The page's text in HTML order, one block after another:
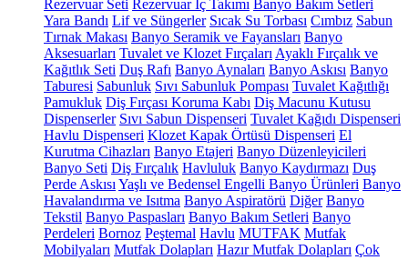
Rezervuar Seti Rezervuar İç Takımı Banyo Bakım Setleri
Yara Bandı Lif ve Süngerler Sıcak Su Torbası Cımbız Sabun
Tırnak Makası Banyo Seramik ve Fayansları Banyo
Aksesuarları Tuvalet ve Klozet Fırçaları Ayaklı Fırçalık ve
Kağıtlık Seti Duş Rafı Banyo Aynaları Banyo Askısı Banyo
Taburesi Sabunluk Sıvı Sabunluk Pompası Tuvalet Kağıtlığı
Pamukluk Diş Fırçası Koruma Kabı Diş Macunu Kutusu
Dispenserler Sıvı Sabun Dispenseri Tuvalet Kağıdı Dispenseri
Havlu Dispenseri Klozet Kapak Örtüsü Dispenseri El
Kurutma Cihazları Banyo Etajeri Banyo Düzenleyicileri
Banyo Seti Diş Fırçalık Havluluk Banyo Kaydırmazı Duş
Perde Askısı Yaşlı ve Bedensel Engelli Banyo Ürünleri Banyo
Havalandırma ve Isıtma Banyo Aspiratörü Diğer Banyo
Tekstil Banyo Paspasları Banyo Bakım Setleri Banyo
Perdeleri Bornoz Peştemal Havlu MUTFAK Mutfak
Mobilyaları Mutfak Dolapları Hazır Mutfak Dolapları Çok